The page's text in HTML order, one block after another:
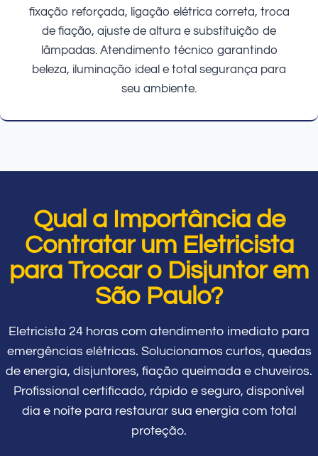
fixação reforçada, ligação elétrica correta, troca
de fiação, ajuste de altura e substituição de
lâmpadas. Atendimento técnico garantindo
beleza, iluminação ideal e total segurança para
seu ambiente.
Qual a Importância de
Contratar um Eletricista
para Trocar o Disjuntor em
São Paulo?
Eletricista 24 horas com atendimento imediato para
emergências elétricas. Solucionamos curtos, quedas
de energia, disjuntores, fiação queimada e chuveiros.
Profissional certificado, rápido e seguro, disponível
dia e noite para restaurar sua energia com total
proteção.